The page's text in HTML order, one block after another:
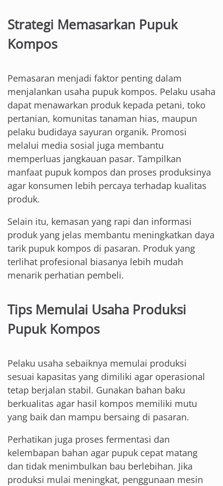
Strategi Memasarkan Pupuk
Kompos
Pemasaran menjadi faktor penting dalam
menjalankan usaha pupuk kompos. Pelaku usaha
dapat menawarkan produk kepada petani, toko
pertanian, komunitas tanaman hias, maupun
pelaku budidaya sayuran organik. Promosi
melalui media sosial juga membantu
memperluas jangkauan pasar. Tampilkan
manfaat pupuk kompos dan proses produksinya
agar konsumen lebih percaya terhadap kualitas
produk.
Selain itu, kemasan yang rapi dan informasi
produk yang jelas membantu meningkatkan daya
tarik pupuk kompos di pasaran. Produk yang
terlihat profesional biasanya lebih mudah
menarik perhatian pembeli.
Tips Memulai Usaha Produksi
Pupuk Kompos
Pelaku usaha sebaiknya memulai produksi
sesuai kapasitas yang dimiliki agar operasional
tetap berjalan stabil. Gunakan bahan baku
berkualitas agar hasil kompos memiliki mutu
yang baik dan mampu bersaing di pasaran.
Perhatikan juga proses fermentasi dan
kelembapan bahan agar pupuk cepat matang
dan tidak menimbulkan bau berlebihan. Jika
produksi mulai meningkat, penggunaan mesin